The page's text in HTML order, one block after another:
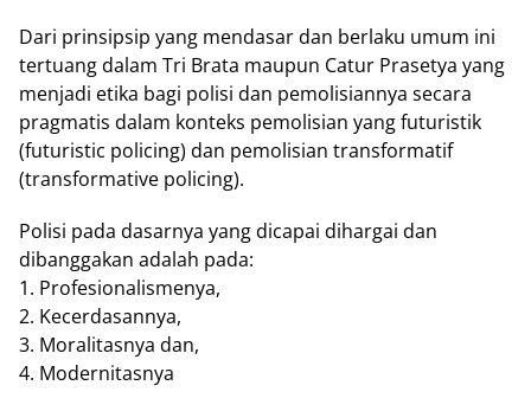
Dari prinsipsip yang mendasar dan berlaku umum ini
tertuang dalam Tri Brata maupun Catur Prasetya yang
menjadi etika bagi polisi dan pemolisiannya secara
pragmatis dalam konteks pemolisian yang futuristik
(futuristic policing) dan pemolisian transformatif
(transformative policing).
Polisi pada dasarnya yang dicapai dihargai dan
dibanggakan adalah pada:
1. Profesionalismenya,
2. Kecerdasannya,
3. Moralitasnya dan,
4. Modernitasnya